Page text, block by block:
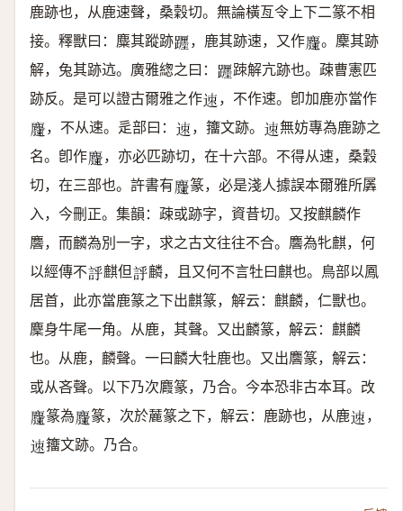
鹿跡也，从鹿速聲，桑穀切。無論橫亙令上下二篆不相
接。釋獸曰：麋其蹤跡𨇠 ，鹿其跡速，又作𪋝 。麇其跡
解，兔其跡迒。廣雅緫之曰： 𨇠 䟱解亢跡也。疎曹憲匹
跡反。是可以證古爾雅之作𨒪 ，不作速。卽加鹿亦當作
𪋝 ，不从速。辵部曰： 𨒪 ，籒文跡。 𨒪 無妨專為鹿跡之
名。卽作𪋝 ，亦必匹跡切，在十六部。不得从速，桑穀
切，在三部也。許書有𪋝 篆，必是淺人據誤本爾雅所羼
入，今刪正。集韻：疎或跡字，資昔切。又按麒麟作
麐，而麟為別一字，求之古文往往不合。麐為牝麒，何
以經傳不𧦝 麒但𧦝 麟，且又何不言牡曰麒也。鳥部以鳳
居首，此亦當鹿篆之下出麒篆，解云：麒麟，仁獸也。
麇身牛尾一角。从鹿，其聲。又出麟篆，解云：麒麟
也。从鹿，麟聲。一曰麟大牡鹿也。又出麐篆，解云：
或从吝聲。以下乃次麚篆，乃合。今本恐非古本耳。改
𪋝 篆為𪋝 篆，次於麉篆之下，解云：鹿跡也，从鹿𨒪 ，
𨒪 籒文跡。乃合。